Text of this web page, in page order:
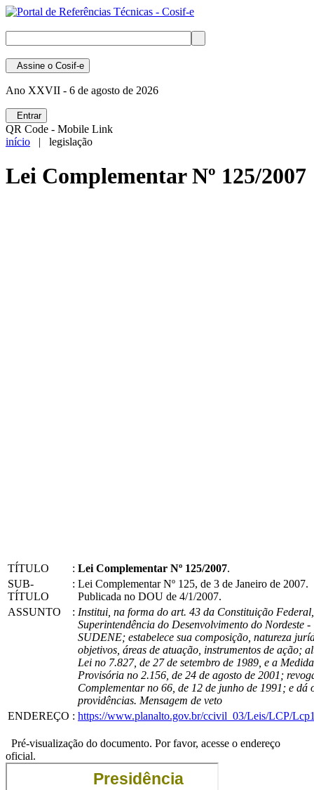
Assine o Cosif-e
Ano XXVII - 6 de agosto de 2026
Entrar
QR Code - Mobile Link
início | legislação
Lei Complementar Nº 125/2007
TÍTULO : Lei Complementar Nº 125/2007.
SUB-
TÍTULO
: Lei Complementar Nº 125, de 3 de Janeiro de 2007.
Publicada no DOU de 4/1/2007.
ASSUNTO
: Institui, na forma do art. 43 da Constituição
Superintendência do Desenvolvimento do Nordeste -
SUDENE; estabelece sua composição, natureza
objetivos, áreas de atuação, instrumentos de ação;
Lei no 7.827, de 27 de setembro de 1989, e a Medida
Provisória no 2.156, de 24 de agosto de 2001;
Complementar no 66, de 12 de junho de 1991; e dá
providências. Mensagem de veto
ENDEREÇO : https://www.planalto.gov.br/ccivil_03/Leis/LCP/
Pré-visualização do documento. Por favor, acesse o endereço
oficial.